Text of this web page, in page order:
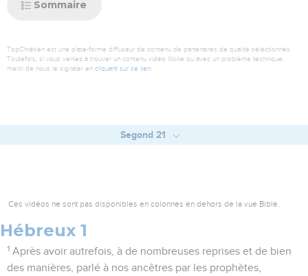
Sommaire
TopChrétien est une plate-forme diffuseur de contenu de partenaires de qualité sélectionnés.
Toutefois, si vous veniez à trouver un contenu vidéo illicite ou avec un problème technique,
merci de nous le signaler en cliquant sur ce lien
Segond 21
Ces vidéos ne sont pas disponibles en colonnes en dehors de la vue Bible.
Hébreux 1
1 Après avoir autrefois, à de nombreuses reprises et de bien
des manières, parlé à nos ancêtres par les prophètes,